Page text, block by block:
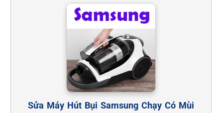
Sửa Máy Hút Bụi Samsung Chạy Có Mùi